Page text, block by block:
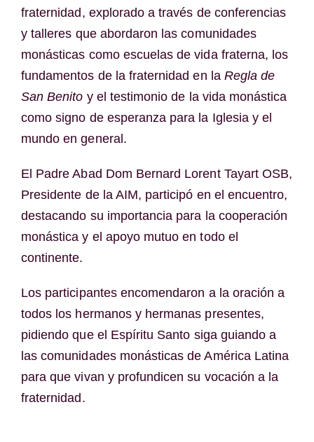
fraternidad, explorado a través de conferencias
y talleres que abordaron las comunidades
monásticas como escuelas de vida fraterna, los
fundamentos de la fraternidad en la Regla de
San Benito y el testimonio de la vida monástica
como signo de esperanza para la Iglesia y el
mundo en general.
El Padre Abad Dom Bernard Lorent Tayart OSB,
Presidente de la AIM, participó en el encuentro,
destacando su importancia para la cooperación
monástica y el apoyo mutuo en todo el
continente.
Los participantes encomendaron a la oración a
todos los hermanos y hermanas presentes,
pidiendo que el Espíritu Santo siga guiando a
las comunidades monásticas de América Latina
para que vivan y profundicen su vocación a la
fraternidad.